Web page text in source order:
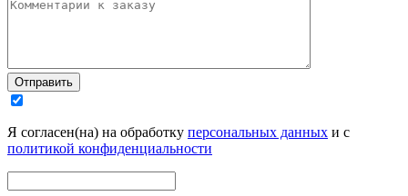
Отправить
Я согласен(на) на обработку персональных данных и с
политикой конфиденциальности